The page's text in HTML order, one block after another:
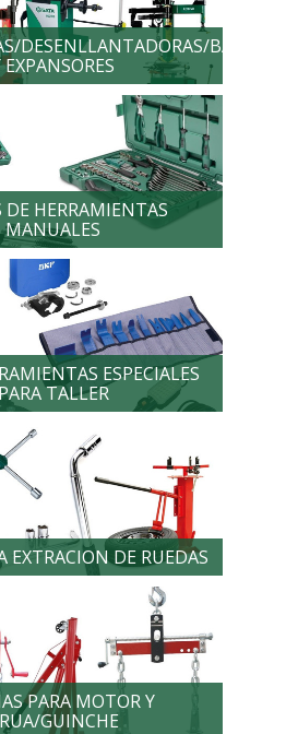
DESENLLANTADORAS/
EXPANSORES
DE HERRAMIENTAS
MANUALES
ESPECIALES
TALLER
EXTRACION DE RUEDAS
PARA MOTOR Y
GUINCHE